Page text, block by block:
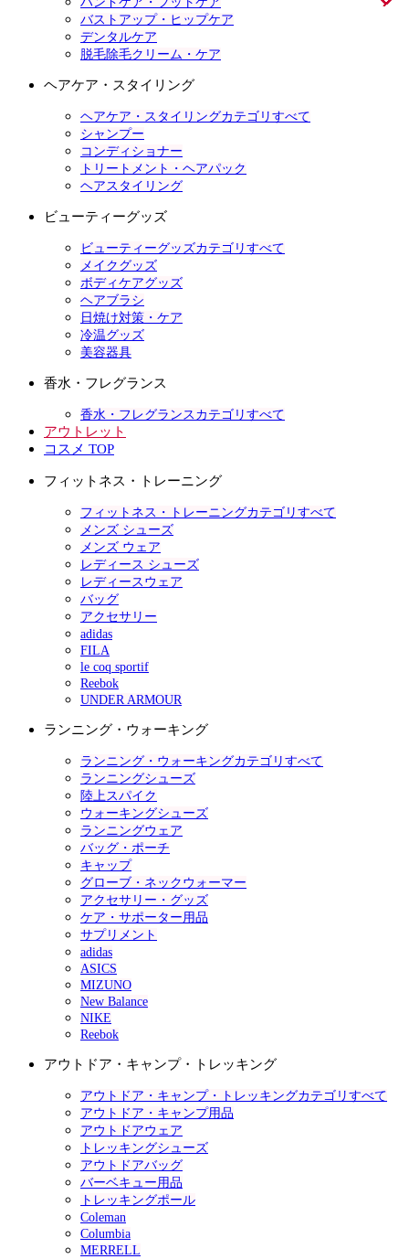
バストアップ・ヒップケア
デンタルケア
脱毛除毛クリーム・ケア
ヘアケア・スタイリング
ヘアケア・スタイリングカテゴリすべて
シャンプー
コンディショナー
トリートメント・ヘアパック
ヘアスタイリング
ビューティーグッズ
ビューティーグッズカテゴリすべて
メイクグッズ
ボディケアグッズ
ヘアブラシ
日焼け対策・ケア
冷温グッズ
美容器具
香水・フレグランス
香水・フレグランスカテゴリすべて
アウトレット
コスメ TOP
フィットネス・トレーニング
フィットネス・トレーニングカテゴリすべて
メンズ シューズ
メンズ ウェア
レディース シューズ
レディースウェア
バッグ
アクセサリー
adidas
FILA
le coq sportif
Reebok
UNDER ARMOUR
ランニング・ウォーキング
ランニング・ウォーキングカテゴリすべて
ランニングシューズ
陸上スパイク
ウォーキングシューズ
ランニングウェア
バッグ・ポーチ
キャップ
グローブ・ネックウォーマー
アクセサリー・グッズ
ケア・サポーター用品
サプリメント
adidas
ASICS
MIZUNO
New Balance
NIKE
Reebok
アウトドア・キャンプ・トレッキング
アウトドア・キャンプ・トレッキングカテゴリすべて
アウトドア・キャンプ用品
アウトドアウェア
トレッキングシューズ
アウトドアバッグ
バーベキュー用品
トレッキングポール
Coleman
Columbia
MERRELL